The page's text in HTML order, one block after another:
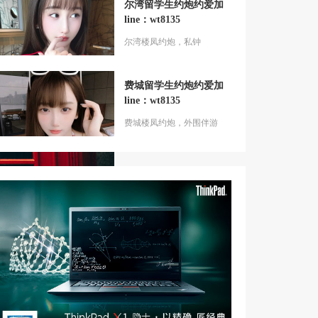
尔湾留学生约炮约爱加
line：wt8135
尔湾楼凤约炮，私钟
费城留学生约炮约爱加
line：wt8135
费城楼凤约炮，外围伴游